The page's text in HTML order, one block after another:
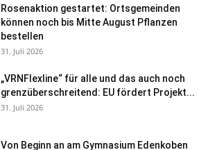
Rosenaktion gestartet: Ortsgemeinden
können noch bis Mitte August Pflanzen
bestellen
31. Juli 2026
„VRNFlexline“ für alle und das auch noch
grenzüberschreitend: EU fördert Projekt...
31. Juli 2026
Von Beginn an am Gymnasium Edenkoben